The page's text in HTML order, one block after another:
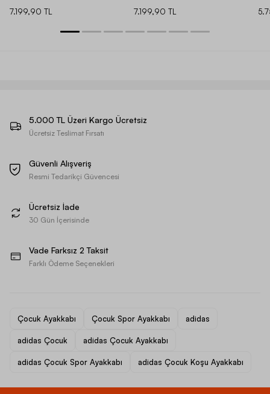
7.199,90 TL 7.199,90 TL
5.000 TL Üzeri Kargo Ücretsiz
Ücretsiz Teslimat Fırsatı
Güvenli Alışveriş
Resmi Tedarikçi Güvencesi
Ücretsiz İade
30 Gün İçerisinde
Vade Farksız 2 Taksit
Farklı Ödeme Seçenekleri
Çocuk Ayakkabı Çocuk Spor Ayakkabı adidas
adidas Çocuk adidas Çocuk Ayakkabı
adidas Çocuk Spor Ayakkabı adidas Çocuk Koşu Ayakkabı